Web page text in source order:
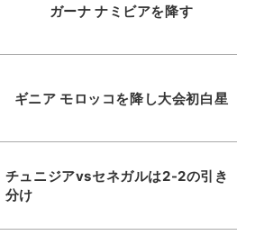
ガーナ ナミビアを降す
ギニア モロッコを降し大会初白星
チュニジアvsセネガルは2-2の引き
分け